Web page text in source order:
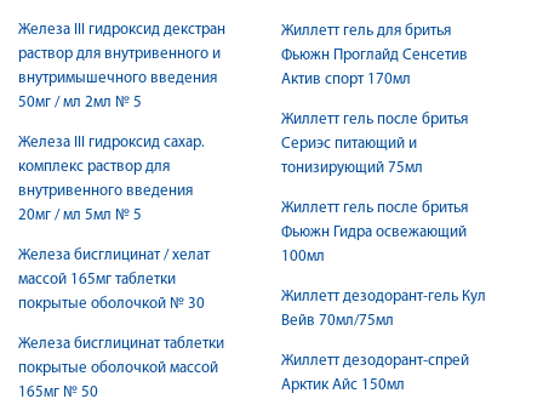
Железа III гидроксид декстран
раствор для внутривенного и
внутримышечного введения
50мг / мл 2мл № 5
Железа III гидроксид сахар.
комплекс раствор для
внутривенного введения
20мг / мл 5мл № 5
Железа бисглицинат / хелат
массой 165мг таблетки
покрытые оболочкой № 30
Железа бисглицинат таблетки
покрытые оболочкой массой
165мг № 50
Жиллетт гель для бритья
Фьюжн Проглайд Сенсетив
Актив спорт 170мл
Жиллетт гель после бритья
Сериэс питающий и
тонизирующий 75мл
Жиллетт гель после бритья
Фьюжн Гидра освежающий
100мл
Жиллетт дезодорант-гель Кул
Вейв 70мл/75мл
Жиллетт дезодорант-спрей
Арктик Айс 150мл